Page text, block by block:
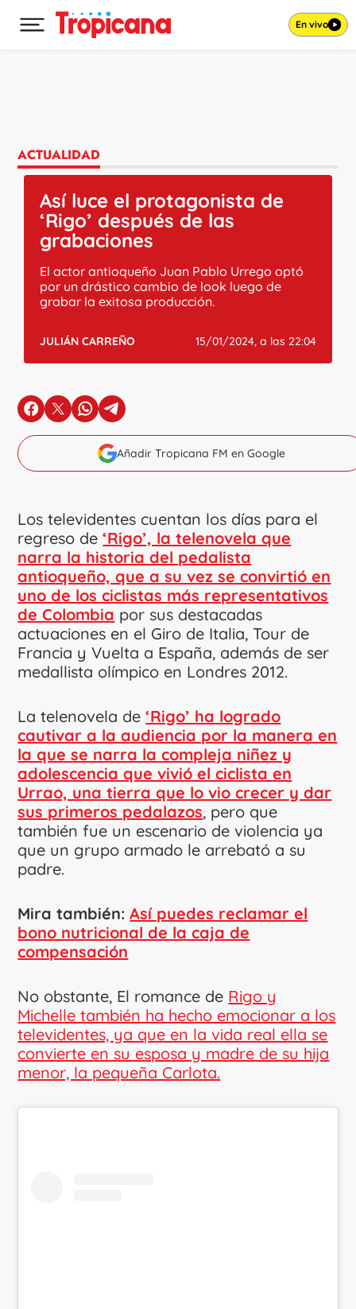
Desplegar menú principal En vivo
ACTUALIDAD
Así luce el protagonista de
‘Rigo’ después de las
grabaciones
El actor antioqueño Juan Pablo Urrego optó
por un drástico cambio de look luego de
grabar la exitosa producción.
JULIÁN CARREÑO 15/01/2024, a las 22:04
en Facebook
en Xen Whatsapp
en Telegram
Añadir Tropicana FM en Google
Los televidentes cuentan los días para el
regreso de‘Rigo’, la telenovela que
narra la historia del pedalista
antioqueño, que a su vez se convirtió en
uno de los ciclistas más representativos
de Colombia por sus destacadas
actuaciones en el Giro de Italia, Tour de
Francia y Vuelta a España, además de ser
medallista olímpico en Londres 2012.
La telenovela de‘Rigo’ ha logrado
cautivar a la audiencia por la manera en
la que se narra la compleja niñez y
adolescencia que vivió el ciclista en
Urrao, una tierra que lo vio crecer y dar
sus primeros pedalazos, pero que
también fue un escenario de violencia ya
que un grupo armado le arrebató a su
padre.
Mira también:Así puedes reclamar el
bono nutricional de la caja de
compensación
No obstante, El romance de Rigo y
Michelle también ha hecho emocionar a los
televidentes, ya que en la vida real ella se
convierte en su esposa y madre de su hija
menor, la pequeña Carlota.